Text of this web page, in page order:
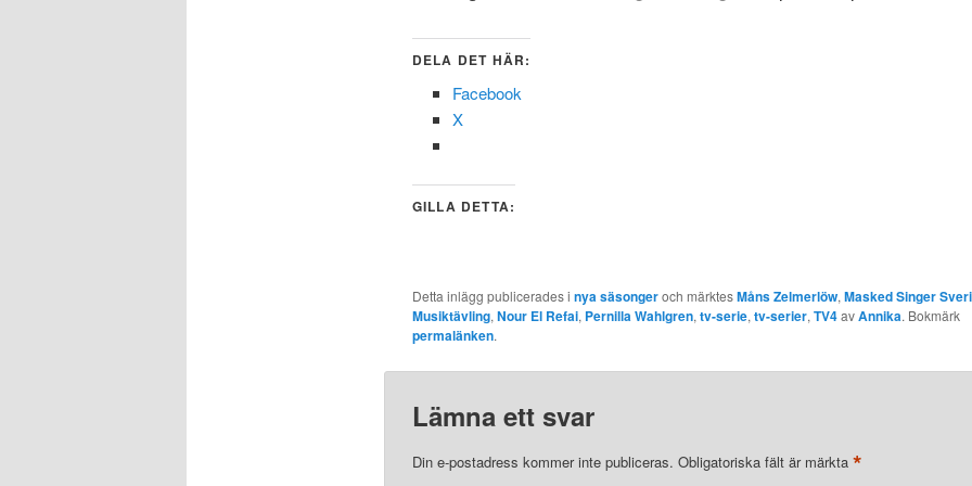
DELA DET HÄR:
Facebook
X
GILLA DETTA:
Detta inlägg publicerades i nya säsongeroch märktesMåns Zelmerlöw, Masked Singer
Musiktävling, Nour El Refai, Pernilla Wahlgren, tv-serie, tv-serier, TV4avAnnika. Bokmärk
permalänken.
Lämna ett svar
Din e-postadress kommer inte publiceras. Obligatoriska fält är märkta *